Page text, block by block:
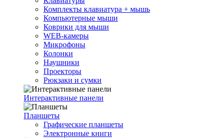
Комплекты клавиатура + мышь
Компьютерные мыши
Коврики для мыши
WEB-камеры
Микрофоны
Колонки
Наушники
Проекторы
Рюкзаки и сумки
Интерактивные панели
Планшеты
Графические планшеты
Электронные книги